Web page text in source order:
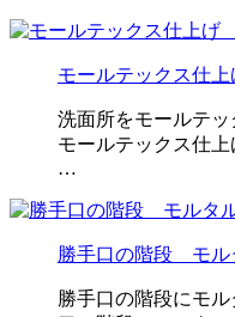
モールテックス仕
洗面所をモールテッ
モールテックス仕
…
勝手口の階段 モル
勝手口の階段にモ